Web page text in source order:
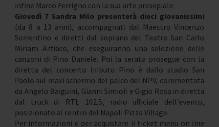
infine Marco Ferrigno con la sua arte presepiale.
Giovedì 7 Sandra Milo presenterà dieci giovanissimi
(da 8 a 13 anni), accompagnati dal Maestro Vincenzo
Sorrentino e diretti dal soprano del Teatro San Carlo
Miriam Artiaco, che eseguiranno una selezione delle
canzoni di Pino Daniele. Poi la serata prosegue con la
diretta del concerto tributo Pino è dallo stadio San
Paolo sul maxi schermo del palco del NPV, commentata
da Angelo Baiguini, Gianni Simioli e Gigio Rosa in diretta
dal truck di RTL 102.5, radio ufficiale dell'evento,
posizionato al centro del Napoli Pizza Village.
Per informazioni e per acquistare il ticket menu on line